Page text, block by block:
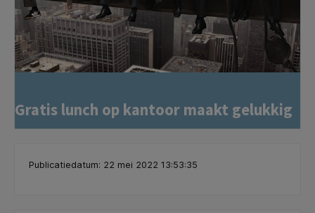
Gratis lunch op kantoor maakt gelukkig
Publicatiedatum: 22 mei 2022 13:53:35